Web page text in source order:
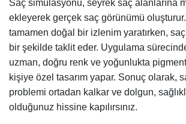
Saç simülasyonu, seyrek saç alanlarına
ekleyerek gerçek saç görünümü
tamamen doğal bir izlenim yaratırken,
bir şekilde taklit eder. Uygulama
uzman, doğru renk ve yoğunlukta
kişiye özel tasarım yapar. Sonuç olarak,
problemi ortadan kalkar ve dolgun,
olduğunuz hissine kapılırsınız.